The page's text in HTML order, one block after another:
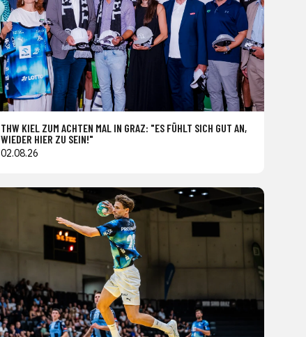
THW KIEL ZUM ACHTEN MAL IN GRAZ: "ES FÜHLT SICH GUT AN,
WIEDER HIER ZU SEIN!"
02.08.26